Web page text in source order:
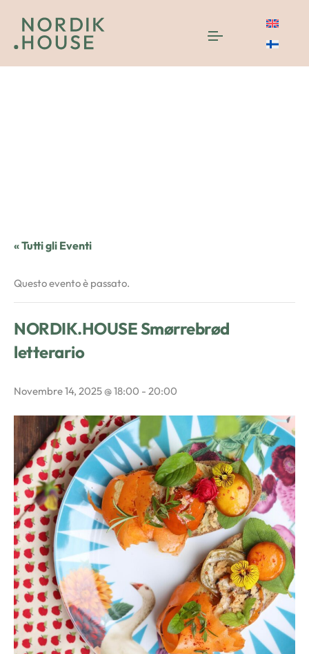
« Tutti gli Eventi
Questo evento è passato.
NORDIK.HOUSE Smørrebrød
letterario
Novembre 14, 2025 @ 18:00 - 20:00